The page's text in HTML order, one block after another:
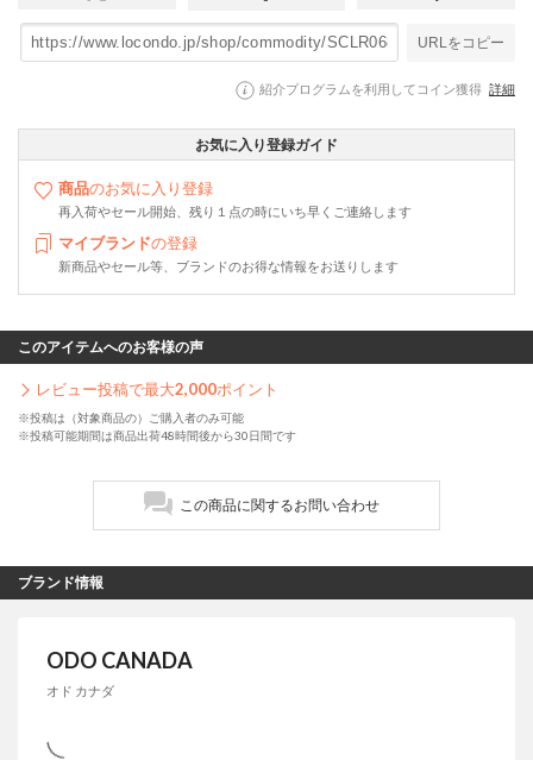
URLをコピー
紹介プログラムを利用してコイン獲得 詳細
お気に入り登録ガイド
商品のお気に入り登録
再入荷やセール開始、残り１点の時にいち早くご連絡します
マイブランドの登録
新商品やセール等、ブランドのお得な情報をお送りします
このアイテムへのお客様の声
レビュー投稿で最大2,000ポイント
※投稿は（対象商品の）ご購入者のみ可能
※投稿可能期間は商品出荷48時間後から30日間です
この商品に関するお問い合わせ
ブランド情報
ODO CANADA
オド カナダ